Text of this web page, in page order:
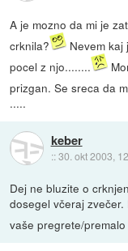
A je mozno da mi je
crknila?
Nevem
pocel z njo........
prizgan. Se sreca da
.....
keber
::30. okt 2003,
Dej ne bluzite o
dosegel včeraj
vaše pregrete/